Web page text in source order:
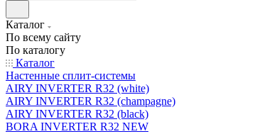
Каталог
По всему сайту
По каталогу
Каталог
Настенные сплит-системы
AIRY INVERTER R32 (white)
AIRY INVERTER R32 (champagne)
AIRY INVERTER R32 (black)
BORA INVERTER R32 NEW